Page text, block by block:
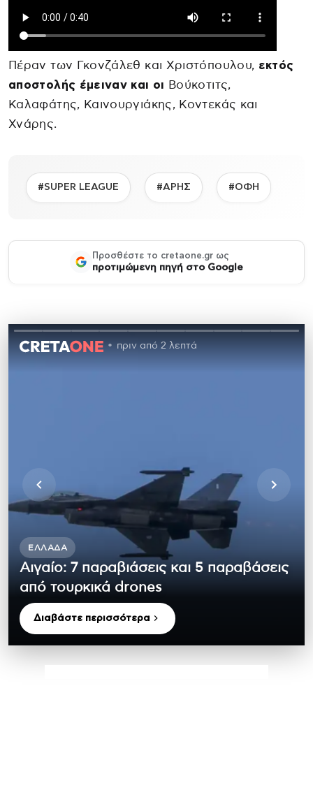
Πέραν των Γκονζάλεθ και Χριστόπουλου, εκτός
αποστολής έμειναν και οι Βούκοτιτς,
Καλαφάτης, Καινουργιάκης, Κοντεκάς και
Χνάρης.
#SUPER LEAGUE #ΑΡΗΣ #ΟΦΗ
Προσθέστε το cretaone.gr ως
προτιμώμενη πηγή στο Google
πριν από 2 λεπτά
ΕΛΛΆΔΑ
Αιγαίο: 7 παραβιάσεις και 5 παραβάσεις
από τουρκικά drones
Διαβάστε περισσότερα